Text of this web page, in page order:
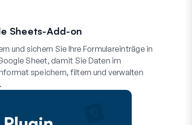
Sheets-Add-on
und sichern Sie Ihre Formulareinträge in
Sheet, damit Sie Daten im
speichern, filtern und verwalten